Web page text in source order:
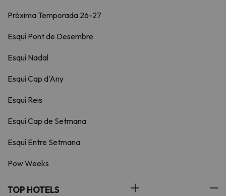
Pròxima Temporada 26-27
Esquí Pont de Desembre
Esquí Nadal
Esquí Cap d'Any
Esquí Reis
Esquí Cap de Setmana
Esquí Entre Setmana
Pow Weeks
TOP HOTELS